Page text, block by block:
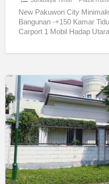
New Pakuwon City
Bangunan -+150 Kamar
Carport 1 Mobil Hadap
Rumah
Murah
Pakuwon
City